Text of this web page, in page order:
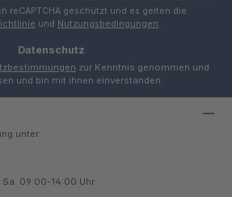
reCAPTCHA geschützt und es gelten die
und Nutzungsbedingungen.
Datenschutz
zur Kenntnis genommen und
und bin mit ihnen einverstanden.
unter:
09:00-14:00 Uhr